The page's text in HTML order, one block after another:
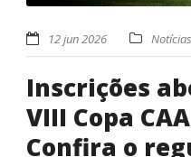
12 jun 2026 Notícias
Inscrições
VIII Copa
Confira o